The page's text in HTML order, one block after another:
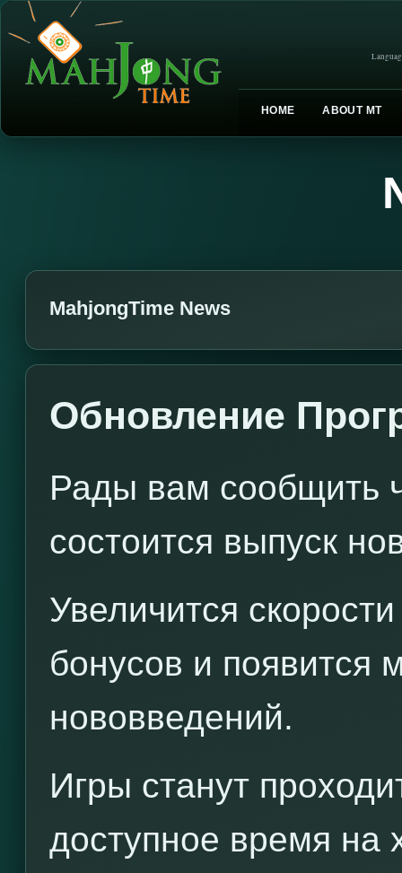
HOME ABOUT MT
MahjongTime News
Обновление
Рады вам сообщить
состоится выпуск
Увеличится
бонусов и появится
нововведений.
Игры станут
доступное время на